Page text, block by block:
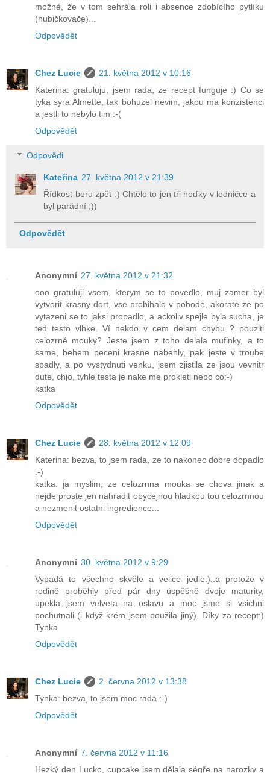
možné, že v tom sehrála roli i absence zdobícího pytlíku
(hubičkovače)...
Odpovědět
Chez Lucie
21. května 2012 v 10:16
Katerina: gratuluju, jsem rada, ze recept funguje :) Co se
tyka syra Almette, tak bohuzel nevim, jakou ma konzistenci
a jestli to nebylo tim :-(
Odpovědět
Odpovědi
Kateřina 27. května 2012 v 21:39
Řídkost beru zpět :) Chtělo to jen tři hoďky v ledničce a
byl parádní ;))
Odpovědět
Anonymní 27. května 2012 v 21:32
ooo gratuluji vsem, kterym se to povedlo, muj zamer byl
vytvorit krasny dort, vse probihalo v pohode, akorate ze po
vytazeni se to jaksi propadlo, a ackoliv spejle byla sucha, je
ted testo vlhke. Ví nekdo v cem delam chybu ? pouziti
celozrné mouky? Jeste jsem z toho delala mufinky, a to
same, behem peceni krasne nabehly, pak jeste v troube
spadly, a po vystydnuti venku, jsem zjistila ze jsou vevnitr
dute, chjo, tyhle testa je nake me prokleti nebo co:-)
katka
Odpovědět
Chez Lucie
28. května 2012 v 12:09
Katerina: bezva, to jsem rada, ze to nakonec dobre dopadlo
:-)
katka: ja myslim, ze celozrnna mouka se chova jinak a
nejde proste jen nahradit obycejnou hladkou tou celozrnnou
a nezmenit ostatni ingredience...
Odpovědět
Anonymní 30. května 2012 v 9:29
Vypadá to všechno skvěle a velice jedle:)..a protože v
rodině proběhly před pár dny úspěšně dvoje maturity,
upekla jsem velveta na oslavu a moc jsme si vsichni
pochutnali (i když krém jsem použila jiný). Díky za recept:)
Tynka
Odpovědět
Chez Lucie
2. června 2012 v 13:38
Tynka: bezva, to jsem moc rada :-)
Odpovědět
Anonymní 7. června 2012 v 11:16
Hezký den Lucko, cupcake jsem dělala ségře na narozky a